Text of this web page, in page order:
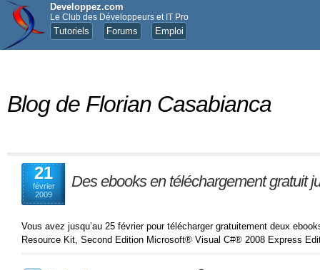
Developpez.com
Le Club des Développeurs et IT Pro
Tutoriels Forums Emploi
Blog de Florian Casabianca
21
février
2009
Des ebooks en téléchargement gratuit
Vous avez jusqu’au 25 février pour télécharger gratuitement deux
Resource Kit, Second Edition Microsoft® Visual C#® 2008 Express